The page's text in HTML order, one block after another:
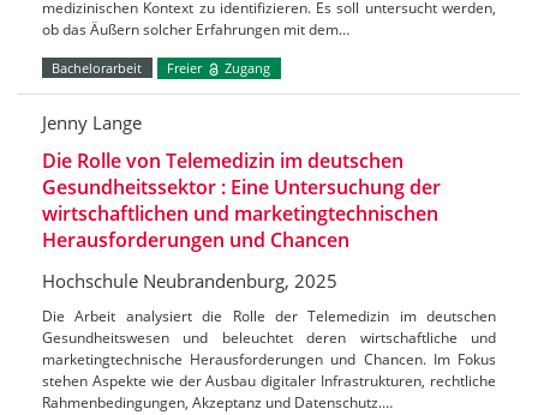
medizinischen Kontext zu identifizieren. Es soll untersucht werden,
ob das Äußern solcher Erfahrungen mit dem…
Bachelorarbeit Freier Zugang
Jenny Lange
Die Rolle von Telemedizin im deutschen
Gesundheitssektor : Eine Untersuchung der
wirtschaftlichen und marketingtechnischen
Herausforderungen und Chancen
Hochschule Neubrandenburg, 2025
Die Arbeit analysiert die Rolle der Telemedizin im deutschen
Gesundheitswesen und beleuchtet deren wirtschaftliche und
marketingtechnische Herausforderungen und Chancen. Im Fokus
stehen Aspekte wie der Ausbau digitaler Infrastrukturen, rechtliche
Rahmenbedingungen, Akzeptanz und Datenschutz.…